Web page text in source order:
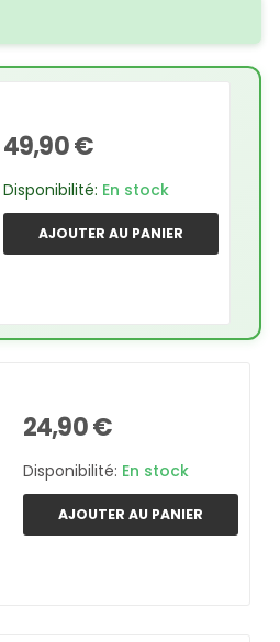
49,90 €
Disponibilité: En stock
AJOUTER AU PANIER
24,90 €
Disponibilité: En stock
AJOUTER AU PANIER